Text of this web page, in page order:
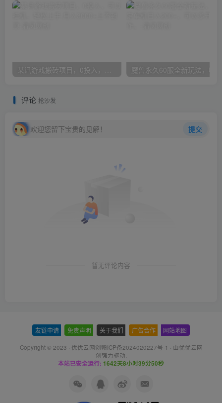
某讯游戏搬砖项目，0投入，可以挂机，轻松上手,月入3000+上不封顶
评论 抢沙发
欢迎您留下宝贵的见解！ 提交
暂无评论内容
友链申请 免责声明 关于我们 广告合作 网站地图
Copyright © 2023 · 优优云网创赣ICP备2024020227号-1 · 由优优云网
创强力驱动.
本站已安全运行: 1642天8小时39分51秒